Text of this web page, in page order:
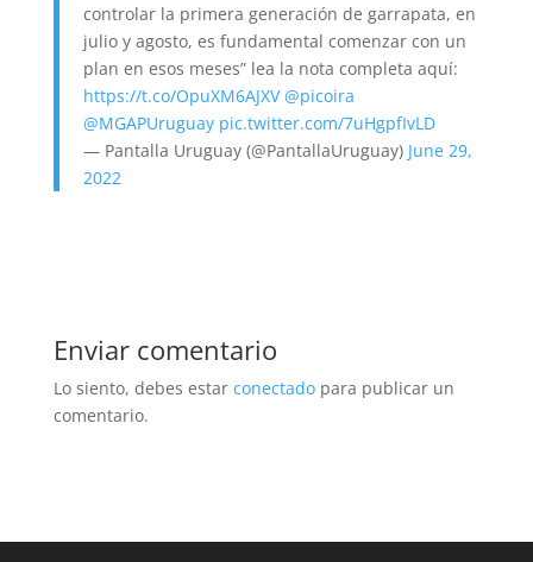
controlar la primera generación de garrapata, en
julio y agosto, es fundamental comenzar con un
plan en esos meses” lea la nota completa aquí:
https://t.co/OpuXM6AJXV @picoira
@MGAPUruguay pic.twitter.com/7uHgpfIvLD
— Pantalla Uruguay (@PantallaUruguay) June 29,
2022
Enviar comentario
Lo siento, debes estar conectadopara publicar un
comentario.